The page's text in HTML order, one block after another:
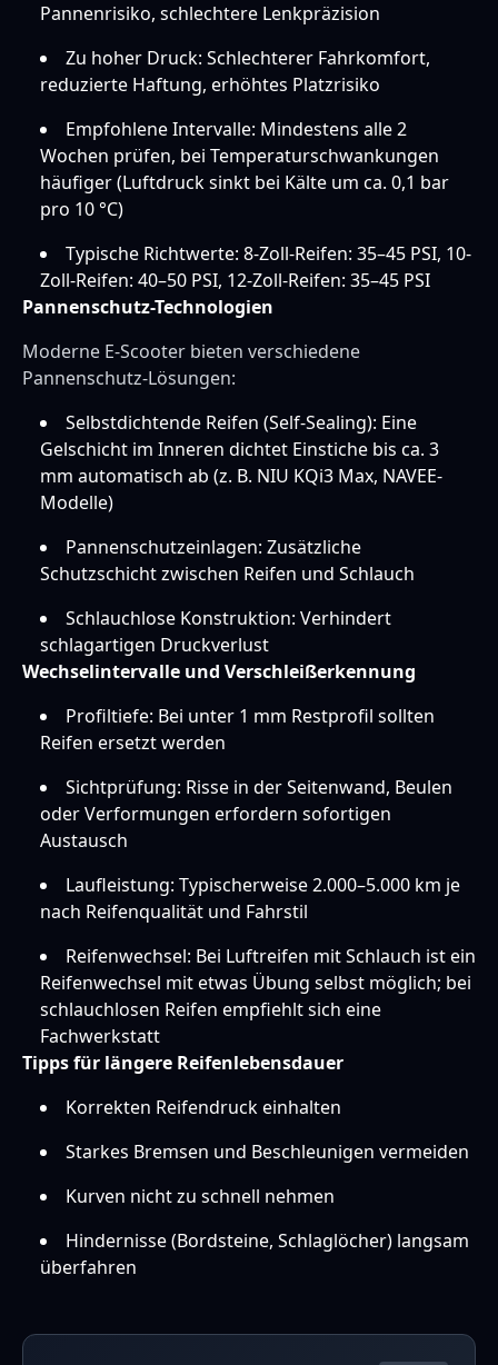
Pannenrisiko, schlechtere Lenkpräzision
Zu hoher Druck: Schlechterer Fahrkomfort,
reduzierte Haftung, erhöhtes Platzrisiko
Empfohlene Intervalle: Mindestens alle 2
Wochen prüfen, bei Temperaturschwankungen
häufiger (Luftdruck sinkt bei Kälte um ca. 0,1 bar
pro 10 °C)
Typische Richtwerte: 8-Zoll-Reifen: 35–45 PSI, 10-
Zoll-Reifen: 40–50 PSI, 12-Zoll-Reifen: 35–45 PSI
Pannenschutz-Technologien
Moderne E-Scooter bieten verschiedene
Pannenschutz-Lösungen:
Selbstdichtende Reifen (Self-Sealing): Eine
Gelschicht im Inneren dichtet Einstiche bis ca. 3
mm automatisch ab (z. B. NIU KQi3 Max, NAVEE-
Modelle)
Pannenschutzeinlagen: Zusätzliche
Schutzschicht zwischen Reifen und Schlauch
Schlauchlose Konstruktion: Verhindert
schlagartigen Druckverlust
Wechselintervalle und Verschleißerkennung
Profiltiefe: Bei unter 1 mm Restprofil sollten
Reifen ersetzt werden
Sichtprüfung: Risse in der Seitenwand, Beulen
oder Verformungen erfordern sofortigen
Austausch
Laufleistung: Typischerweise 2.000–5.000 km je
nach Reifenqualität und Fahrstil
Reifenwechsel: Bei Luftreifen mit Schlauch ist ein
Reifenwechsel mit etwas Übung selbst möglich; bei
schlauchlosen Reifen empfiehlt sich eine
Fachwerkstatt
Tipps für längere Reifenlebensdauer
Korrekten Reifendruck einhalten
Starkes Bremsen und Beschleunigen vermeiden
Kurven nicht zu schnell nehmen
Hindernisse (Bordsteine, Schlaglöcher) langsam
überfahren